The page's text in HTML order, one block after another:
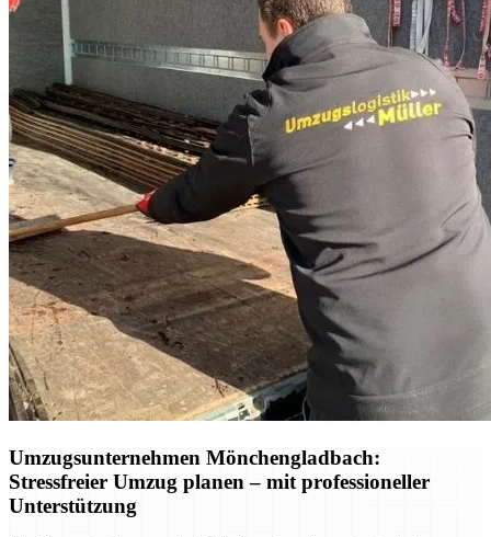
Umzugsunternehmen Mönchengladbach:
Stressfreier Umzug planen – mit professioneller
Unterstützung